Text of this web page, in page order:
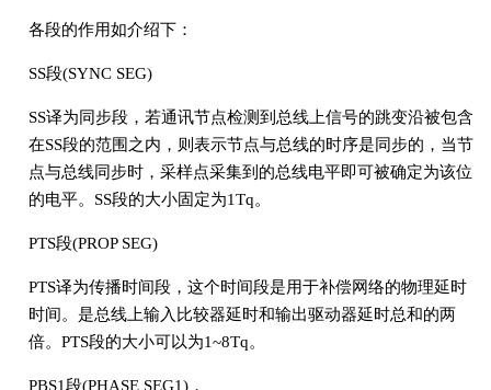
各段的作用如介绍下：
SS段(SYNC SEG)
SS译为同步段，若通讯节点检测到总线上信号的跳变沿被包含
在SS段的范围之内，则表示节点与总线的时序是同步的，当节
点与总线同步时，采样点采集到的总线电平即可被确定为该位
的电平。SS段的大小固定为1Tq。
PTS段(PROP SEG)
PTS译为传播时间段，这个时间段是用于补偿网络的物理延时
时间。是总线上输入比较器延时和输出驱动器延时总和的两
倍。PTS段的大小可以为1~8Tq。
PBS1段(PHASE SEG1)，